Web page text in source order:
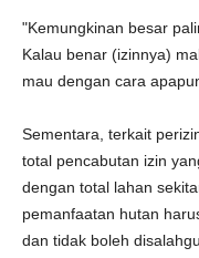
"Kemungkinan besar
Kalau benar (izinnya)
mau dengan cara
Sementara, terkait
total pencabutan izin
dengan total lahan
pemanfaatan hutan
dan tidak boleh